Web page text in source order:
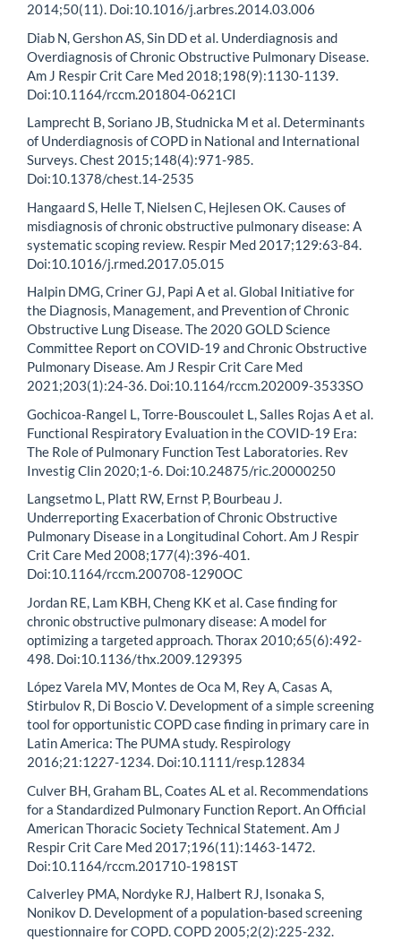
2014;50(11). Doi:10.1016/j.arbres.2014.03.006
Diab N, Gershon AS, Sin DD et al. Underdiagnosis and
Overdiagnosis of Chronic Obstructive Pulmonary Disease.
Am J Respir Crit Care Med 2018;198(9):1130-1139.
Doi:10.1164/rccm.201804-0621CI
Lamprecht B, Soriano JB, Studnicka M et al. Determinants
of Underdiagnosis of COPD in National and International
Surveys. Chest 2015;148(4):971-985.
Doi:10.1378/chest.14-2535
Hangaard S, Helle T, Nielsen C, Hejlesen OK. Causes of
misdiagnosis of chronic obstructive pulmonary disease: A
systematic scoping review. Respir Med 2017;129:63-84.
Doi:10.1016/j.rmed.2017.05.015
Halpin DMG, Criner GJ, Papi A et al. Global Initiative for
the Diagnosis, Management, and Prevention of Chronic
Obstructive Lung Disease. The 2020 GOLD Science
Committee Report on COVID-19 and Chronic Obstructive
Pulmonary Disease. Am J Respir Crit Care Med
2021;203(1):24-36. Doi:10.1164/rccm.202009-3533SO
Gochicoa-Rangel L, Torre-Bouscoulet L, Salles Rojas A et al.
Functional Respiratory Evaluation in the COVID-19 Era:
The Role of Pulmonary Function Test Laboratories. Rev
Investig Clin 2020;1-6. Doi:10.24875/ric.20000250
Langsetmo L, Platt RW, Ernst P, Bourbeau J.
Underreporting Exacerbation of Chronic Obstructive
Pulmonary Disease in a Longitudinal Cohort. Am J Respir
Crit Care Med 2008;177(4):396-401.
Doi:10.1164/rccm.200708-1290OC
Jordan RE, Lam KBH, Cheng KK et al. Case finding for
chronic obstructive pulmonary disease: A model for
optimizing a targeted approach. Thorax 2010;65(6):492-
498. Doi:10.1136/thx.2009.129395
López Varela MV, Montes de Oca M, Rey A, Casas A,
Stirbulov R, Di Boscio V. Development of a simple screening
tool for opportunistic COPD case finding in primary care in
Latin America: The PUMA study. Respirology
2016;21:1227-1234. Doi:10.1111/resp.12834
Culver BH, Graham BL, Coates AL et al. Recommendations
for a Standardized Pulmonary Function Report. An Official
American Thoracic Society Technical Statement. Am J
Respir Crit Care Med 2017;196(11):1463-1472.
Doi:10.1164/rccm.201710-1981ST
Calverley PMA, Nordyke RJ, Halbert RJ, Isonaka S,
Nonikov D. Development of a population-based screening
questionnaire for COPD. COPD 2005;2(2):225-232.